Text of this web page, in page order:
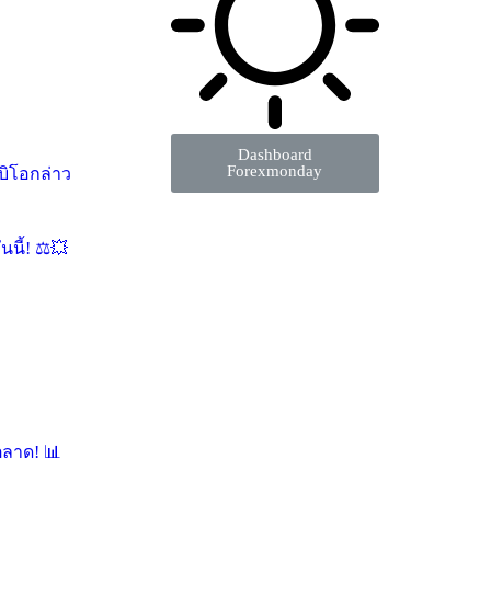
อกล่าว
นนี้! ⚖️💥
าด! 📊
Dashboard
Forexmonday